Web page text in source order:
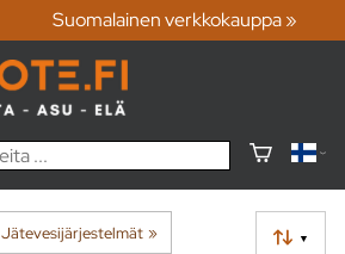
Suomalainen verkkokauppa »
Jätevesijärjestelmät ‪» ▼